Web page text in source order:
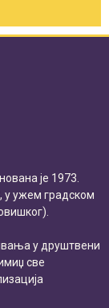
је 1973.
у ужем градском
у друштвени
све